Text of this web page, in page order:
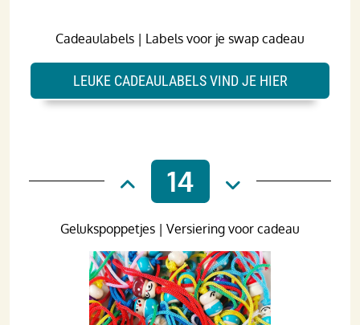
Cadeaulabels | Labels voor je swap cadeau
LEUKE CADEAULABELS VIND JE HIER
14
Gelukspoppetjes | Versiering voor cadeau